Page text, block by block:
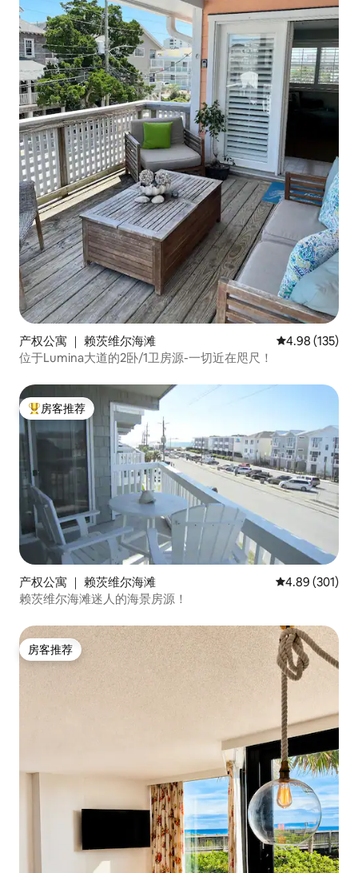
产权公寓 ｜ 赖茨维尔海滩 平均评分 4.98
4.98 (135)
位于Lumina大道的2卧/1卫房源-一切近在咫尺！
热门「房客推荐」
房客推荐
产权公寓 ｜ 赖茨维尔海滩 平均评分 4.89
4.89 (301)
赖茨维尔海滩迷人的海景房源！
房客推荐
房客推荐